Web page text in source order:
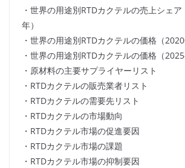
・世界の用途別RTDカクテルの売上シェ
年）
・世界の用途別RTDカクテルの価格（2020
・世界の用途別RTDカクテルの価格（
・原材料の主要サプライヤーリスト
・RTDカクテルの販売業者リスト
・RTDカクテルの需要先リスト
・RTDカクテルの市場動向
・RTDカクテル市場の促進要因
・RTDカクテル市場の課題
・RTDカクテル市場の抑制要因